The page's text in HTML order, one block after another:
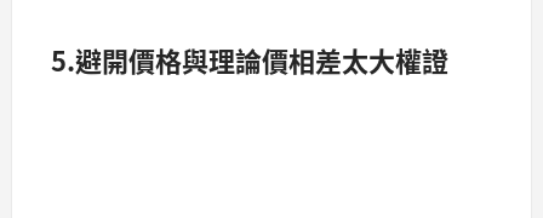
5.避開價格與理論價相差太大權證